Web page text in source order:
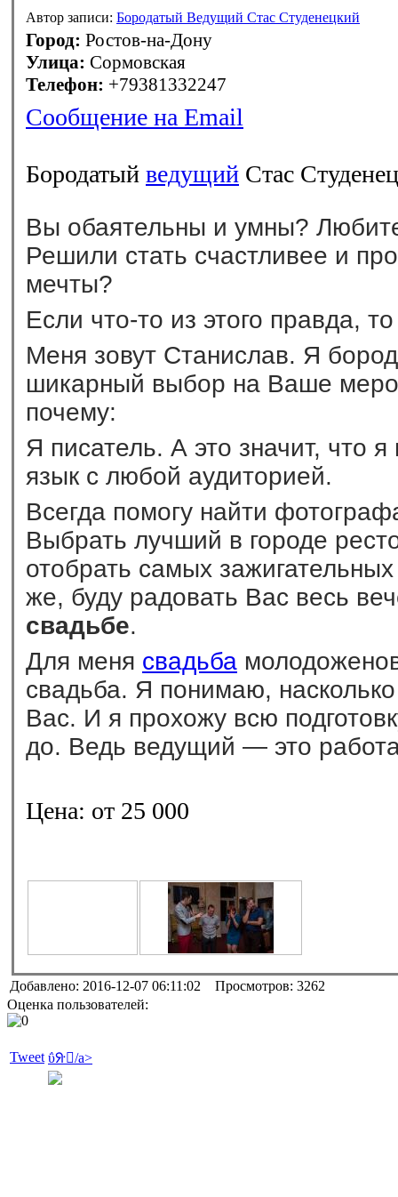
Автор записи: Бородатый Ведущий Стас Студенецкий
Город: Ростов-на-Дону
Улица: Сормовская
Телефон: +79381332247
Сообщение на Email
Бородатый ведущий Стас
Вы обаятельны и умны?
Решили стать счастливее и
мечты?
Если что-то из этого правда,
Меня зовут Станислав. Я
шикарный выбор на Ваше
почему:
Я писатель. А это значит, что
язык с любой аудиторией.
Всегда помогу найти
Выбрать лучший в городе
отобрать самых
же, буду радовать Вас весь
свадьбе.
Для меня свадьба
свадьба. Я понимаю,
Вас. И я прохожу всю
до. Ведь ведущий — это
Цена: от 25 000
Добавлено: 2016-12-07 06:11:02 Просмотров: 3262
Оценка пользователей:
Tweet ΰᣨ򱿼/a>